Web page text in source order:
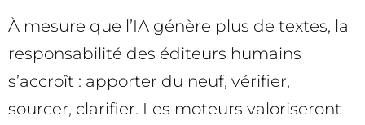
À mesure que l’IA génère plus de textes, la
responsabilité des éditeurs humains
s’accroît : apporter du neuf, vérifier,
sourcer, clarifier. Les moteurs valoriseront